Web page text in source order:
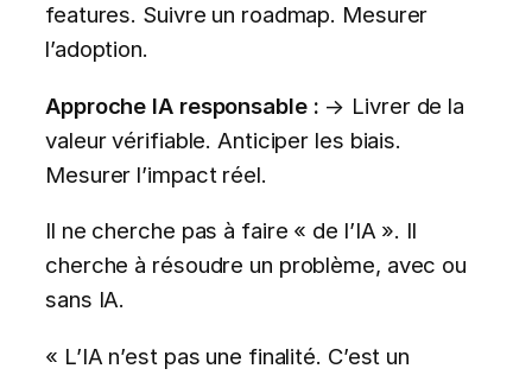
features. Suivre un roadmap. Mesurer
l’adoption.
Approche IA responsable : → Livrer de la
valeur vérifiable. Anticiper les biais.
Mesurer l’impact réel.
Il ne cherche pas à faire « de l’IA ». Il
cherche à résoudre un problème, avec ou
sans IA.
« L’IA n’est pas une finalité. C’est un